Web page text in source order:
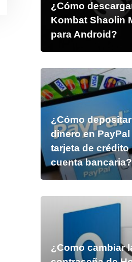
¿Cómo
Kombat Shaolin
para Android?
¿Cómo
dinero en
tarjeta de crédito
cuenta bancaria?
¿Como cambiar